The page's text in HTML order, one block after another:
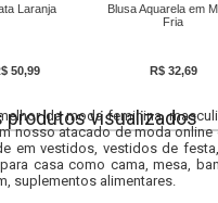
Laranja
50,99
Blusa Aquarela em
Fria
R$ 32,69
produtos visualizados
da moda feminina,
nosso atacado de moda
em vestidos, vestidos de
casa como cama, mesa,
suplementos alimentares.